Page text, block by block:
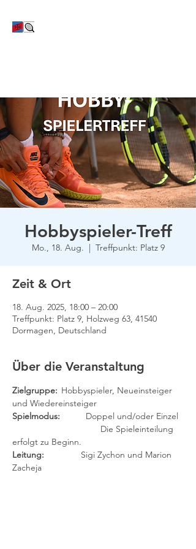
Hobbyspieler-Treff
Mo., 18. Aug.
  |
Treffpunkt: Platz 9
Zeit & Ort
18. Aug. 2025, 18:00 – 20:00
Treffpunkt: Platz 9, Holzweg 63, 41540
Dormagen, Deutschland
Über die Veranstaltung
Zielgruppe:
und Wiedereinsteiger
Spielmodus:
Doppel und/oder Einzel
erfolgt zu Beginn.
Sigi Zychon und Marion
Zacheja